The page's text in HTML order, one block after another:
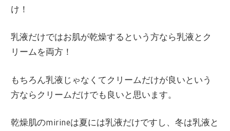
け！
乳液だけではお肌が乾燥するという方なら乳液とク
リームを両方！
もちろん乳液じゃなくてクリームだけが良いという
方ならクリームだけでも良いと思います。
乾燥肌のmirineは夏には乳液だけですし、冬は乳液と